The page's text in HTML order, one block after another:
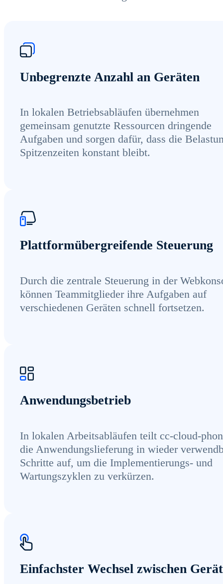
Unbegrenzte Anzahl an Geräten
In lokalen Betriebsabläufen übernehmen
gemeinsam genutzte Ressourcen dringende
Aufgaben und sorgen dafür, dass die
Spitzenzeiten konstant bleibt.
Plattformübergreifende Steuerung
Durch die zentrale Steuerung in der
können Teammitglieder ihre Aufgaben auf
verschiedenen Geräten schnell fortsetzen.
Anwendungsbetrieb
In lokalen Arbeitsabläufen teilt cc-cloud-
die Anwendungslieferung in wieder
Schritte auf, um die Implementierungs- und
Wartungszyklen zu verkürzen.
Einfachster Wechsel zwischen